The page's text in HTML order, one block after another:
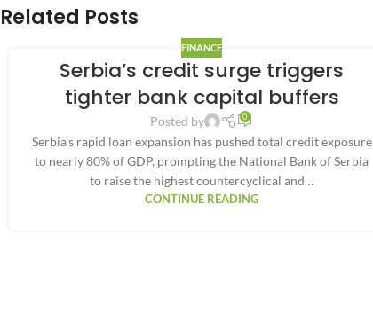
Related Posts
FINANCE
Serbia’s credit surge triggers
tighter bank capital buffers
Posted by 0
Serbia’s rapid loan expansion has pushed total credit exposure
to nearly 80% of GDP, prompting the National Bank of Serbia
to raise the highest countercyclical and…
CONTINUE READING